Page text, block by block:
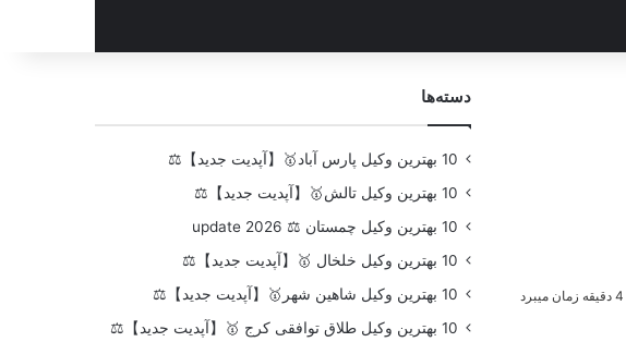
دسته‌ها
10 بهترین وکیل پارس آباد🥇【آپدیت جدید】⚖️
10 بهترین وکیل تالش🥇【آپدیت جدید】⚖️
10 بهترین وکیل چمستان ⚖️ update 2026
10 بهترین وکیل خلخال 🥇【آپدیت جدید】⚖️
10 بهترین وکیل شاهین شهر🥇【آپدیت جدید】⚖️
10 بهترین وکیل طلاق توافقی کرج 🥇【آپدیت جدید】⚖️